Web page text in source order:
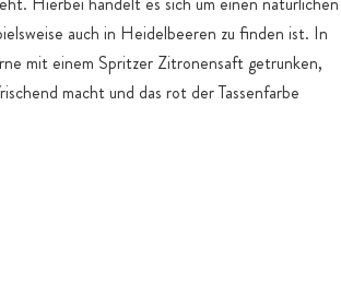
auch in Heidelbeeren zu finden ist. In
mit einem Spritzer Zitronensaft getrunken,
macht und das rot der Tassenfarbe